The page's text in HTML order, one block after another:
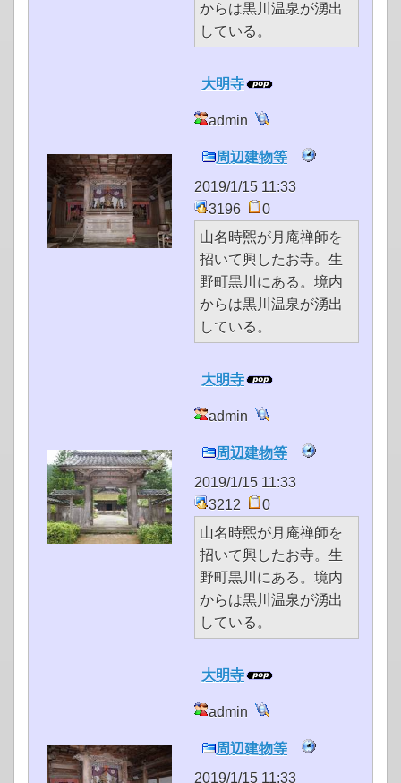
からは黒川温泉が湧出
している。
大明寺
admin
周辺建物等
2019/1/15 11:33
3196
0
山名時煕が月庵禅師を
招いて興したお寺。生
野町黒川にある。境内
からは黒川温泉が湧出
している。
大明寺
admin
周辺建物等
2019/1/15 11:33
3212
0
山名時煕が月庵禅師を
招いて興したお寺。生
野町黒川にある。境内
からは黒川温泉が湧出
している。
大明寺
admin
周辺建物等
2019/1/15 11:33